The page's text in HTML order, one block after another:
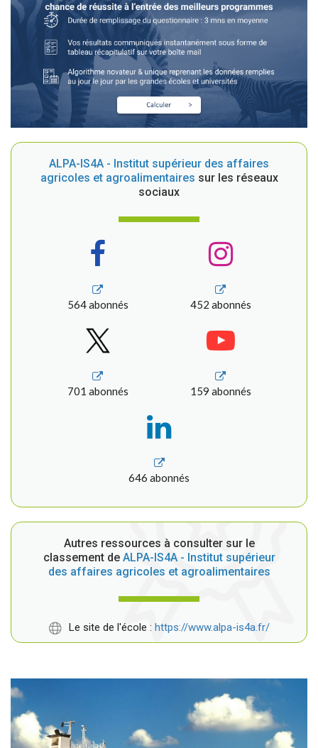
ALPA-IS4A - Institut supérieur des affaires
agricoles et agroalimentaires sur les réseaux
sociaux
564 abonnés 452 abonnés
701 abonnés 159 abonnés
646 abonnés
Autres ressources à consulter sur le
classement deALPA-IS4A - Institut supérieur
des affaires agricoles et agroalimentaires
Le site de l'école : https://www.alpa-is4a.fr/